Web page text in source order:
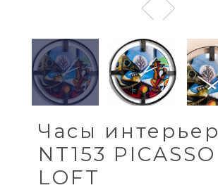
Часы
NT153 PICASSO
LOFT